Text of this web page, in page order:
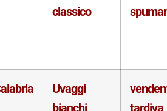
classico
Uvaggi
bianchi
tardiva